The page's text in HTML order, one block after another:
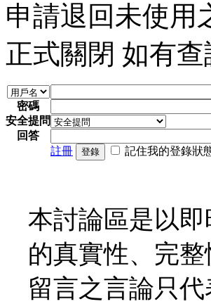
申請退回未使用
正式關閉 如有查
密碼
安全提問
回答
註冊
登錄 記住我的登錄狀
本討論區是以
的真實性、完
留言之言論只